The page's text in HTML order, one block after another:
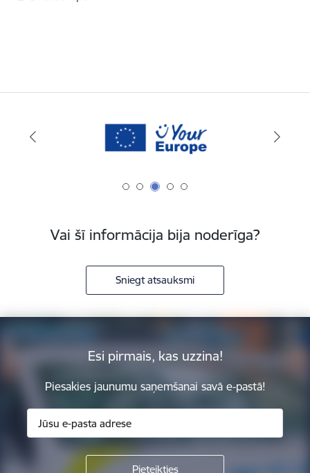
Vai šī informācija bija noderīga?
Sniegt atsauksmi
Esi pirmais, kas uzzina!
Piesakies jaunumu saņemšanai savā e-pastā!